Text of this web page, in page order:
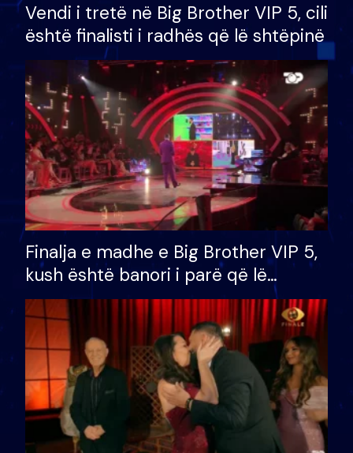
Vendi i tretë në Big Brother VIP 5, cili
është finalisti i radhës që lë shtëpinë
Finalja e madhe e Big Brother VIP 5,
kush është banori i parë që lë
shtëpinë dhe humb mundësinë për
të fituar çmimin e madh